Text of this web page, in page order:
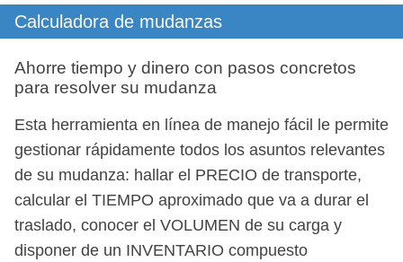
Calculadora de mudanzas
Ahorre tiempo y dinero con pasos concretos
para resolver su mudanza
Esta herramienta en línea de manejo fácil le permite
gestionar rápidamente todos los asuntos relevantes
de su mudanza: hallar el PRECIO de transporte,
calcular el TIEMPO aproximado que va a durar el
traslado, conocer el VOLUMEN de su carga y
disponer de un INVENTARIO compuesto